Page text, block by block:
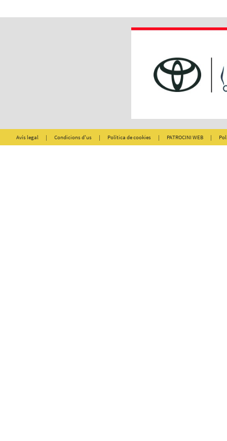
Avís legal | Condicions d'us | Política de cookies | PATROCINI WEB |